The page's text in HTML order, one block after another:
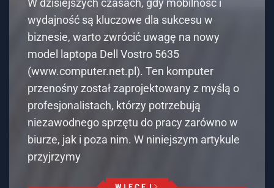
W dzisiejszych czasach, gdy mobilność i
wydajność są kluczowe dla sukcesu w
biznesie, warto zwrócić uwagę na nowy
model laptopa Dell Vostro 5635
(www.computer.net.pl). Ten komputer
przenośny został zaprojektowany z myślą o
profesjonalistach, którzy potrzebują
niezawodnego sprzętu do pracy zarówno w
biurze, jak i poza nim. W niniejszym artykule
przyjrzymy